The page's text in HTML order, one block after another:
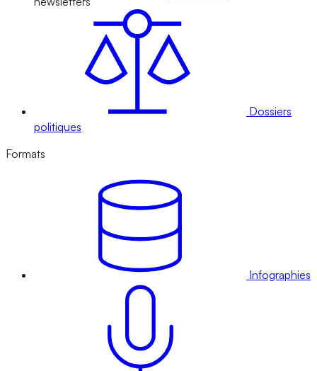
Dossiers
politiques
Formats
Infographies